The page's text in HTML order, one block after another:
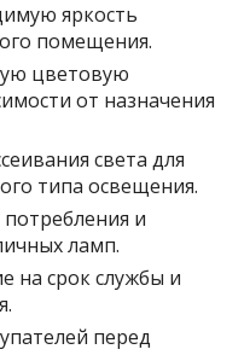
яркость
помещения.
цветовую
от назначения
света для
типа освещения.
и
ламп.
на срок службы и
перед